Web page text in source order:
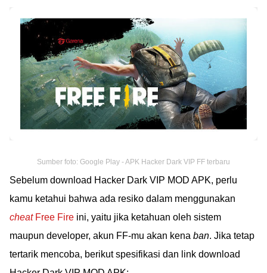
Sumber foto: Google Play - APK Hacker Dark VIP FF terbaru
Sebelum download Hacker Dark VIP MOD APK, perlu
kamu ketahui bahwa ada resiko dalam menggunakan
cheatFree Fire ini, yaitu jika ketahuan oleh sistem
maupun developer, akun FF-mu akan kena ban. Jika tetap
tertarik mencoba, berikut spesifikasi dan link download